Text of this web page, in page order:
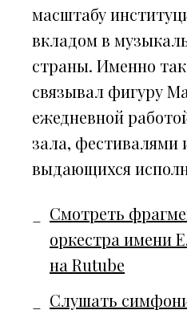
масштабу
вкладом в
страны. Именно
связывал фигуру
ежедневной
зала, фестивалями
выдающихся
Смотреть
оркестра имени
на Rutube
Слушать